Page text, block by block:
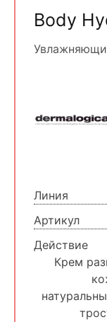
Body
Линия
Артикул
Действие
Крем